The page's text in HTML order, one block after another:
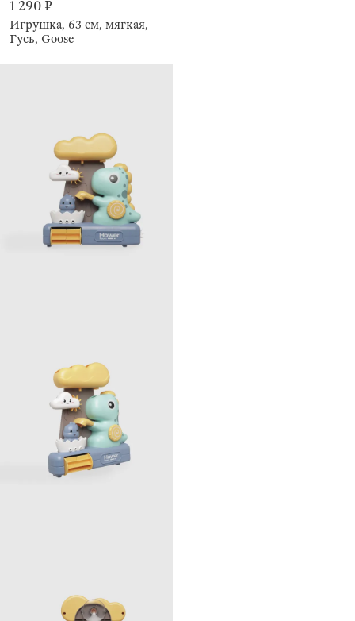
1 290 ₽
Игрушка, 63 см, мягкая,
Гусь, Goose